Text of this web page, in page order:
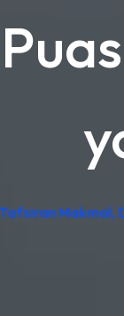
Makmal,